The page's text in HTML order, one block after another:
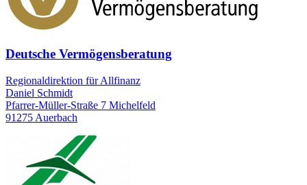
Deutsche Vermögensberatung
Regionaldirektion für Allfinanz
Daniel Schmidt
Pfarrer-Müller-Straße 7 Michelfeld
91275 Auerbach